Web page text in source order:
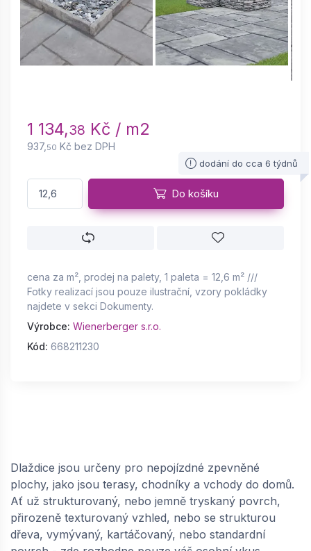
1 134,38 Kč / m2
937, 50 Kč bez DPH
dodání do cca 6 týdnů
Do košíku
cena za m², prodej na palety, 1 paleta = 12,6 m² ///
Fotky realizací jsou pouze ilustrační, vzory pokládky
najdete v sekci Dokumenty.
Výrobce: Wienerberger s.r.o.
Kód: 668211230
Dlaždice jsou určeny pro nepojízdné zpevněné
plochy, jako jsou terasy, chodníky a vchody do domů.
Ať už strukturovaný, nebo jemně tryskaný povrch,
přirozeně texturovaný vzhled, nebo se strukturou
dřeva, vymývaný, kartáčovaný, nebo standardní